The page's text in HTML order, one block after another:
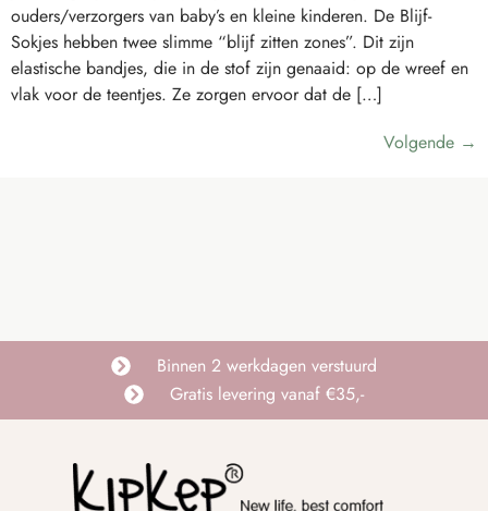
ouders/verzorgers van baby’s en kleine kinderen. De Blijf-
Sokjes hebben twee slimme “blijf zitten zones”. Dit zijn
elastische bandjes, die in de stof zijn genaaid: op de wreef en
vlak voor de teentjes. Ze zorgen ervoor dat de […]
Volgende →
Binnen 2 werkdagen verstuurd
Gratis levering vanaf €35,-